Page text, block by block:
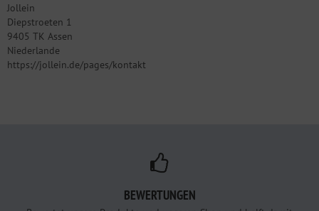
Jollein
Diepstroeten 1
9405 TK Assen
Niederlande
https://jollein.de/pages/kontakt
BEWERTUNGEN